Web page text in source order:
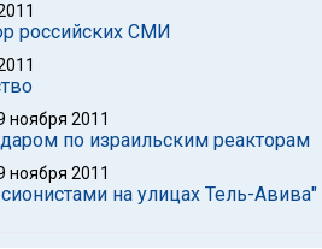
российских СМИ
ноября 2011
по израильским реакторам
ноября 2011
на улицах Тель-Авива"